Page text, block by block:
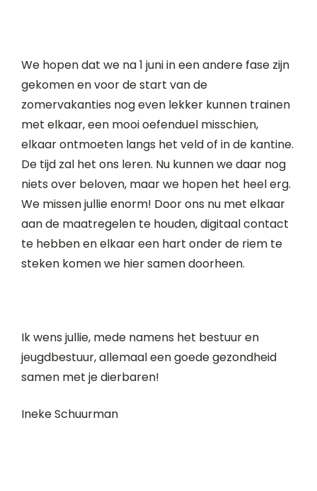
We hopen dat we na 1 juni in een andere fase zijn
gekomen en voor de start van de
zomervakanties nog even lekker kunnen trainen
met elkaar, een mooi oefenduel misschien,
elkaar ontmoeten langs het veld of in de kantine.
De tijd zal het ons leren. Nu kunnen we daar nog
niets over beloven, maar we hopen het heel erg.
We missen jullie enorm! Door ons nu met elkaar
aan de maatregelen te houden, digitaal contact
te hebben en elkaar een hart onder de riem te
steken komen we hier samen doorheen.
Ik wens jullie, mede namens het bestuur en
jeugdbestuur, allemaal een goede gezondheid
samen met je dierbaren!
Ineke Schuurman